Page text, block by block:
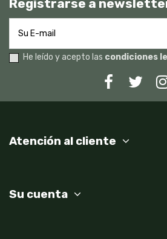
Registrarse a
He leído y acepto las condiciones
Atención al cliente
Su cuenta